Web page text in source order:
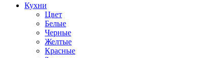
Кухни
Цвет
Белые
Черные
Желтые
Красные